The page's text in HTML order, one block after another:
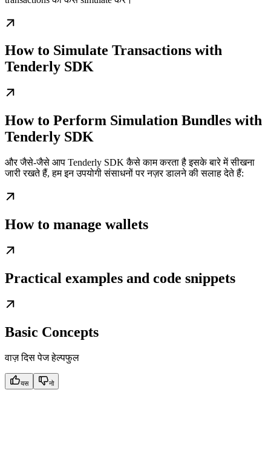
How to Simulate Transactions with
Tenderly SDK
How to Perform Simulation Bundles with
Tenderly SDK
और जैसे-जैसे आप Tenderly SDK कैसे काम करता है इसके बारे में सीखना
जारी रखते हैं, हम इन उपयोगी संसाधनों पर नज़र डालने की सलाह देते हैं:
How to manage wallets
Practical examples and code snippets
Basic Concepts
वाज़ दिस पेज हेल्पफुल
यस नो